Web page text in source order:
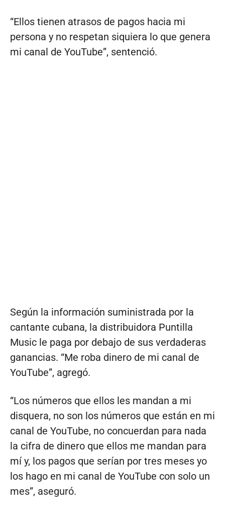
“Ellos tienen atrasos de pagos hacia mi
persona y no respetan siquiera lo que genera
mi canal de YouTube”, sentenció.
Según la información suministrada por la
cantante cubana, la distribuidora Puntilla
Music le paga por debajo de sus verdaderas
ganancias. “Me roba dinero de mi canal de
YouTube”, agregó.
“Los números que ellos les mandan a mi
disquera, no son los números que están en mi
canal de YouTube, no concuerdan para nada
la cifra de dinero que ellos me mandan para
mí y, los pagos que serían por tres meses yo
los hago en mi canal de YouTube con solo un
mes”, aseguró.